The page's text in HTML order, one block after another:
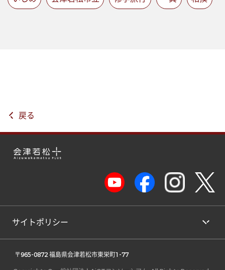
戻る
サイトポリシー
〒965-0872 福島県会津若松市東栄町1-77